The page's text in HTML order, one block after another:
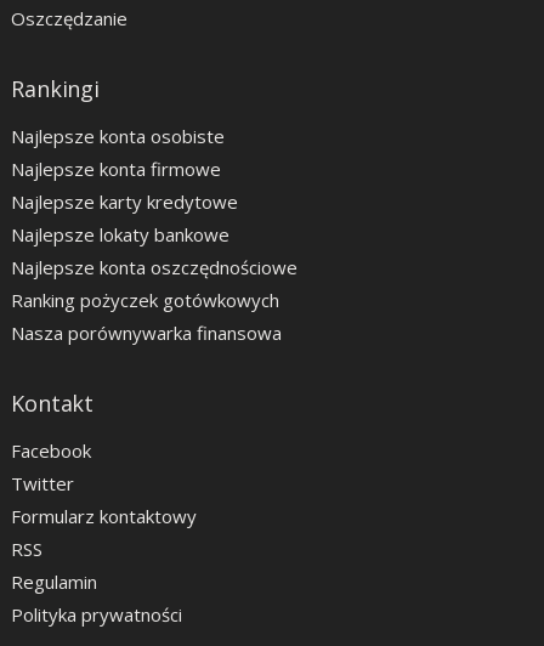
Oszczędzanie
Rankingi
Najlepsze konta osobiste
Najlepsze konta firmowe
Najlepsze karty kredytowe
Najlepsze lokaty bankowe
Najlepsze konta oszczędnościowe
Ranking pożyczek gotówkowych
Nasza porównywarka finansowa
Kontakt
Facebook
Twitter
Formularz kontaktowy
RSS
Regulamin
Polityka prywatności